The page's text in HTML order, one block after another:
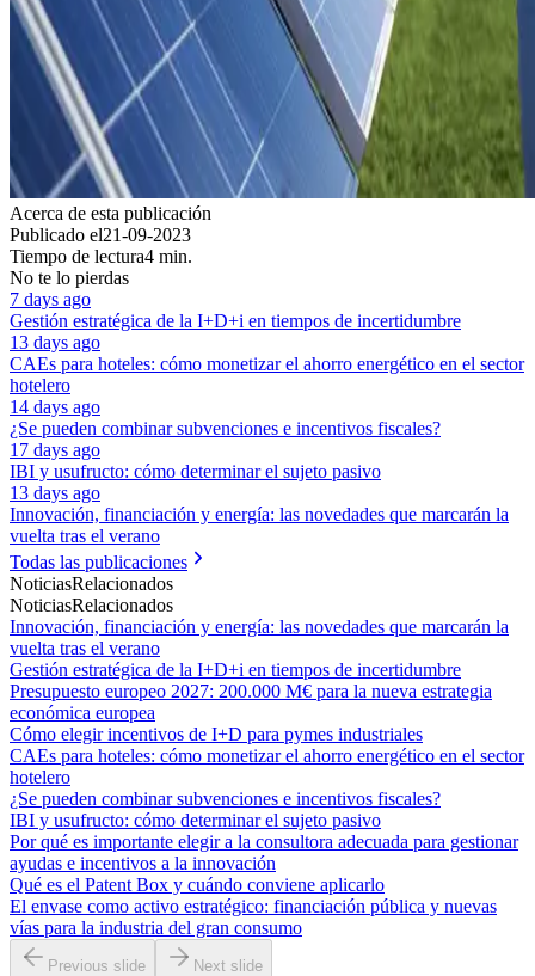
Acerca de esta publicación
Publicado el21-09-2023
Tiempo de lectura4 min.
No te lo pierdas
7 days ago
Gestión estratégica de la I+D+i en tiempos de incertidumbre
13 days ago
CAEs para hoteles: cómo monetizar el ahorro energético en el sector
hotelero
14 days ago
¿Se pueden combinar subvenciones e incentivos fiscales?
17 days ago
IBI y usufructo: cómo determinar el sujeto pasivo
13 days ago
Innovación, financiación y energía: las novedades que marcarán la
vuelta tras el verano
Todas las publicaciones
NoticiasRelacionados
NoticiasRelacionados
Innovación, financiación y energía: las novedades que marcarán la
vuelta tras el verano
Gestión estratégica de la I+D+i en tiempos de incertidumbre
Presupuesto europeo 2027: 200.000 M€ para la nueva estrategia
económica europea
Cómo elegir incentivos de I+D para pymes industriales
CAEs para hoteles: cómo monetizar el ahorro energético en el sector
hotelero
¿Se pueden combinar subvenciones e incentivos fiscales?
IBI y usufructo: cómo determinar el sujeto pasivo
Por qué es importante elegir a la consultora adecuada para gestionar
ayudas e incentivos a la innovación
Qué es el Patent Box y cuándo conviene aplicarlo
El envase como activo estratégico: financiación pública y nuevas
vías para la industria del gran consumo
Previous slide Next slide